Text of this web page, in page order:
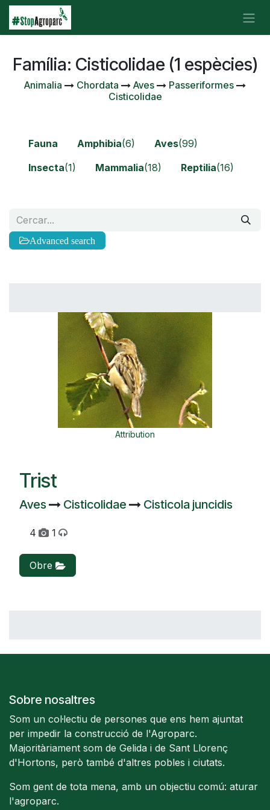
Skip to Content
Família: Cisticolidae (1 espècies)
Animalia Chordata Aves
Passeriformes
Cisticolidae
Fauna Amphibia(6) Aves(99)
Insecta(1) Mammalia(18) Reptilia(16)
Advanced search
Attribution
Trist
Aves Cisticolidae Cisticola juncidis
4 1
Obre
Sobre nosaltres
Som un col·lectiu de persones que ens hem ajuntat
per impedir la construcció de l'Agroparc.
Majoritàriament som de Gelida i de Sant Llorenç
d'Hortons, però també d'altres pobles i ciutats.
Som gent de tota mena, amb un objectiu comú: aturar
l'agroparc.